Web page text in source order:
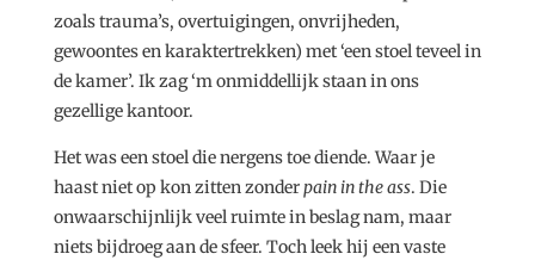
zoals trauma’s, overtuigingen, onvrijheden,
gewoontes en karaktertrekken) met ‘een stoel teveel in
de kamer’. Ik zag ‘m onmiddellijk staan in ons
gezellige kantoor.
Het was een stoel die nergens toe diende. Waar je
haast niet op kon zitten zonderpain in the ass. Die
onwaarschijnlijk veel ruimte in beslag nam, maar
niets bijdroeg aan de sfeer. Toch leek hij een vaste